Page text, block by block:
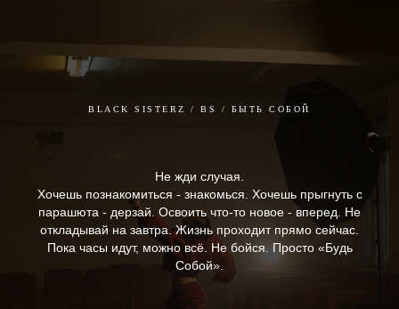
BLACK SISTERZ / BS / БЫТЬ СОБОЙ
Не жди случая.
Хочешь познакомиться - знакомься. Хочешь прыгнуть с
парашюта - дерзай. Освоить что-то новое - вперед. Не
откладывай на завтра. Жизнь проходит прямо сейчас.
Пока часы идут, можно всё. Не бойся. Просто «Будь
Собой».